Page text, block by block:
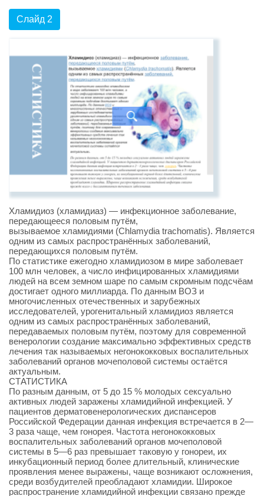
Слайд 2
Хламидиоз (хламидиаз) — инфекционное заболевание,
передающееся половым путём,
вызываемое хламидиями (Chlamydia trachomatis). Является
одним из самых распространённых заболеваний,
передающихся половым путём.
По статистике ежегодно хламидиозом в мире заболевает
100 млн человек, а число инфицированных хламидиями
людей на всем земном шаре по самым скромным подсчёам
достигает одного миллиарда. По данным ВОЗ и
многочисленных отечественных и зарубежных
исследователей, урогенитальный хламидиоз является
одним из самых распространённых заболеваний,
передаваемых половым путём, поэтому для современной
венерологии создание максимально эффективных средств
лечения так называемых негонококковых воспалительных
заболеваний органов мочеполовой системы остаётся
актуальным.
СТАТИСТИКА
По разным данным, от 5 до 15 % молодых сексуально
активных людей заражены хламидийной инфекцией. У
пациентов дерматовенерологических диспансеров
Российской Федерации данная инфекция встречается в 2—
3 раза чаще, чем гонорея. Частота негонококковых
воспалительных заболеваний органов мочеполовой
системы в 5—6 раз превышает таковую у гонореи, их
инкубационный период более длительный, клинические
проявления менее выражены, чаще возникают осложнения,
среди возбудителей преобладают хламидии. Широкое
распространение хламидийной инфекции связано прежде